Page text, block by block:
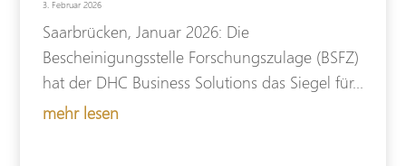
3. Februar 2026
Saarbrücken, Januar 2026: Die
Bescheinigungsstelle Forschungszulage (BSFZ)
hat der DHC Business Solutions das Siegel für...
mehr lesen